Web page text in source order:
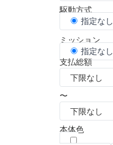
駆動方式
指定なし
ミッション
指定なし
支払総額
〜
本体色